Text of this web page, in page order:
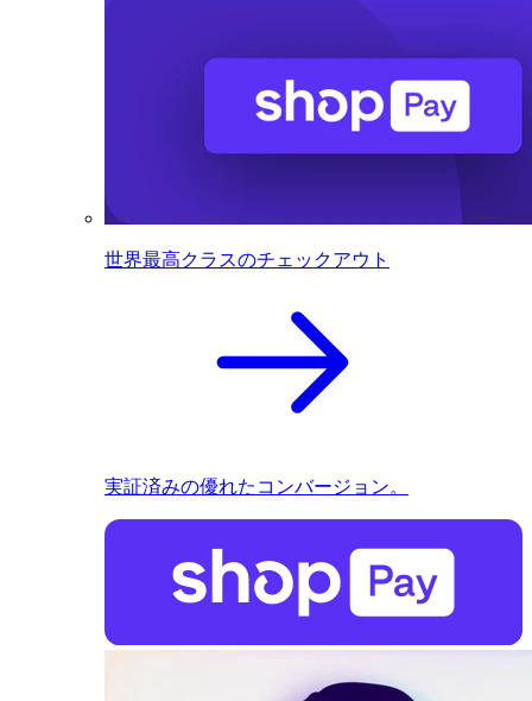
世界最高クラスのチェックアウト
実証済みの優れたコンバージョン。